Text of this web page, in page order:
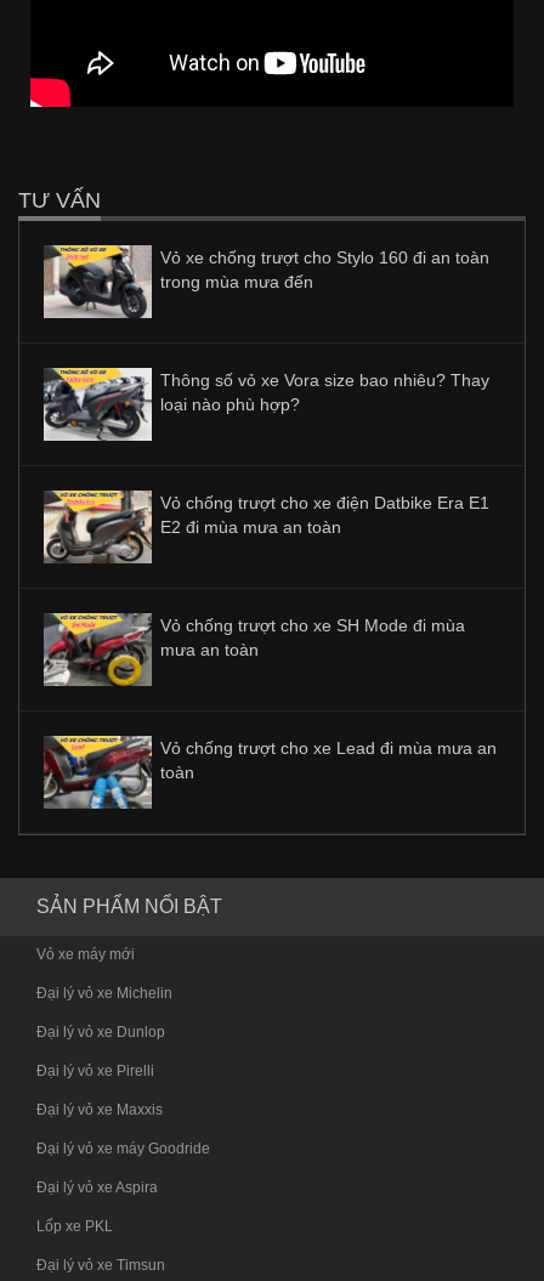
TƯ VẤN
Vỏ xe chống trượt cho Stylo 160 đi an toàn
trong mùa mưa đến
Thông số vỏ xe Vora size bao nhiêu? Thay
loại nào phù hợp?
Vỏ chống trượt cho xe điện Datbike Era E1
E2 đi mùa mưa an toàn
Vỏ chống trượt cho xe SH Mode đi mùa
mưa an toàn
Vỏ chống trượt cho xe Lead đi mùa mưa an
toàn
SẢN PHẨM NỔI BẬT
Vỏ xe máy mới
Đại lý vỏ xe Michelin
Đại lý vỏ xe Dunlop
Đại lý vỏ xe Pirelli
Đại lý vỏ xe Maxxis
Đại lý vỏ xe máy Goodride
Đại lý vỏ xe Aspira
Lốp xe PKL
Đại lý vỏ xe Timsun